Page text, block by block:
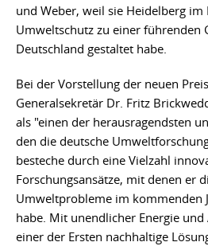
und Weber, weil sie Heidelberg im
Umweltschutz zu einer führenden
Deutschland gestaltet habe.
Bei der Vorstellung der neuen
Generalsekretär Dr. Fritz
als "einen der herausragendsten
den die deutsche
besteche durch eine Vielzahl
Forschungsansätze, mit denen er
Umweltprobleme im kommenden
habe. Mit unendlicher Energie
einer der Ersten nachhaltige